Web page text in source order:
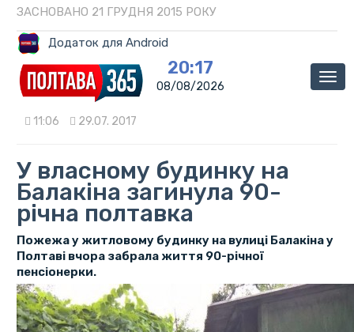
ЗАСНОВАНО 21 ГРУДНЯ 2015 РОКУ
Додаток для Android
20:17
08/08/2026
11:06 29.07. 2017
У власному будинку на
Балакіна загинула 90-
річна полтавка
Пожежа у житловому будинку на вулиці Балакіна у
Полтаві вчора забрала життя 90-річної
пенсіонерки.